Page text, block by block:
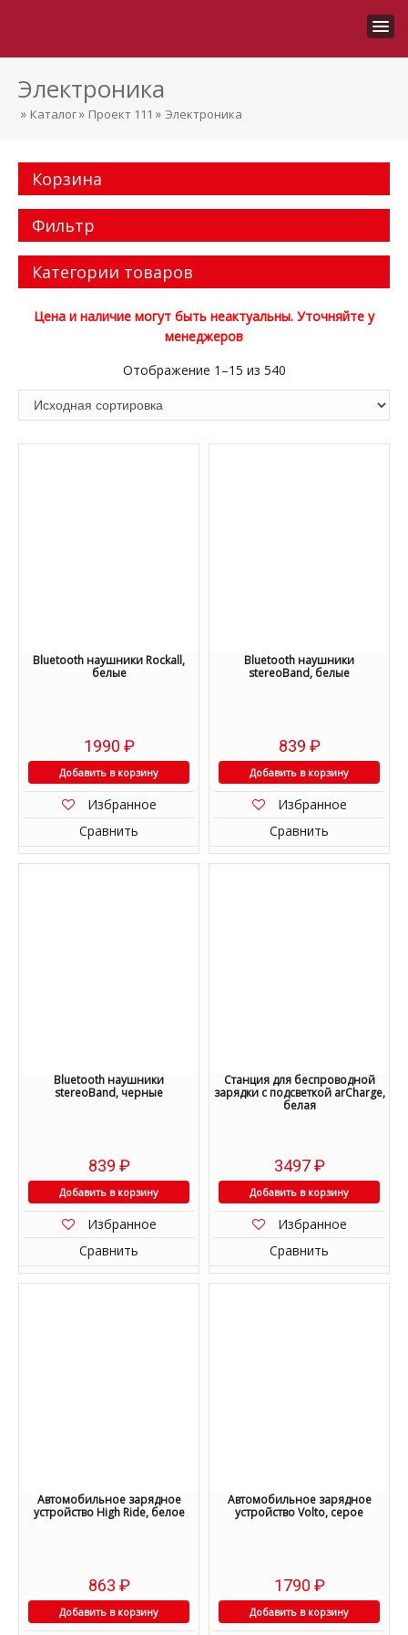
Электроника
» Каталог» Проект 111 » Электроника
Корзина
Фильтр
Категории товаров
Цена и наличие могут быть неактуальны. Уточняйте у
менеджеров
Отображение 1–15 из 540
Bluetooth наушники Rockall,
белые
1990 ₽
Добавить в корзину
Избранное
Сравнить
Bluetooth наушники
stereoBand, белые
839 ₽
Добавить в корзину
Избранное
Сравнить
Bluetooth наушники
stereoBand, черные
839 ₽
Добавить в корзину
Избранное
Сравнить
Cтанция для беспроводной
зарядки с подсветкой arCharge,
белая
3497₽
Добавить в корзину
Избранное
Сравнить
Автомобильное зарядное
устройство High Ride, белое
863 ₽
Добавить в корзину
Автомобильное зарядное
устройство Volto, серое
1790 ₽
Добавить в корзину